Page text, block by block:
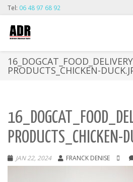
Tel: 06 48 97 68 92
PRODUCTS_CHICKEN-
PRODUCTS_CHICKEN-
JAN 22, 2024 FRANCK DENISE